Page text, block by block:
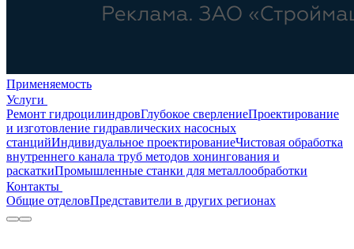
Применяемость
Услуги
Ремонт гидроцилиндровГлубокое сверлениеПроектирование
и изготовление гидравлических насосных
станцийИндивидуальное проектированиеЧистовая обработка
внутреннего канала труб методов хонингования и
раскаткиПромышленные станки для металлообработки
Контакты
Общие отделовПредставители в других регионах